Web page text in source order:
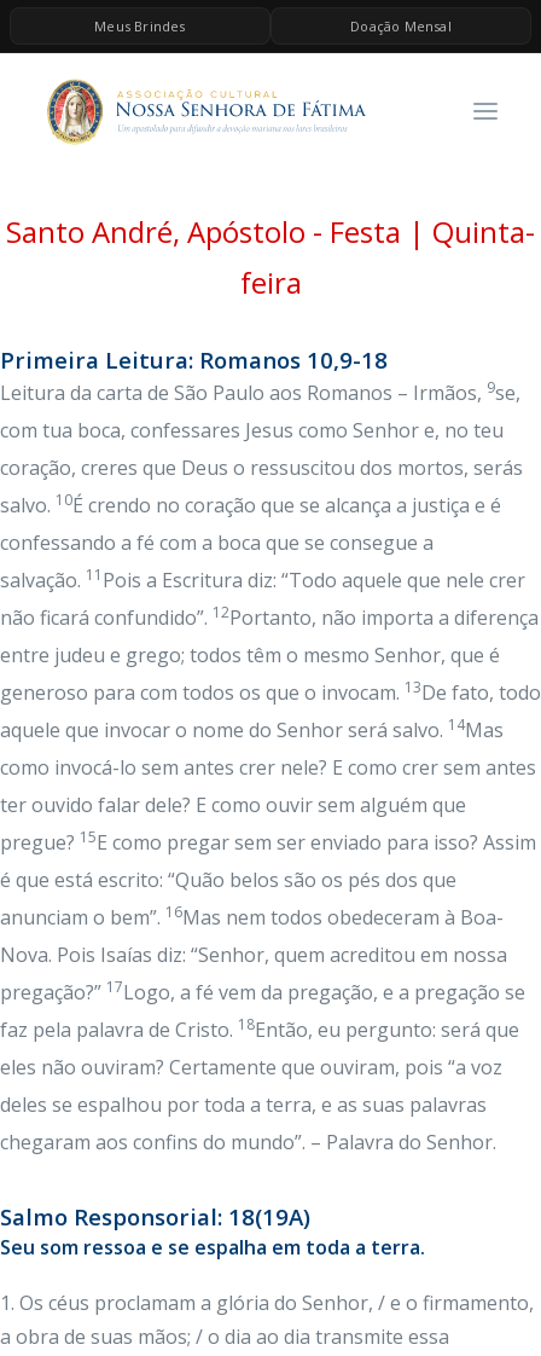
Meus Brindes Doação Mensal
HOME
A ASSOCIAÇÃO
ESPIRITUALIDADE
QUERO DOAR
Santo André, Apóstolo - Festa | Quinta-
feira
Primeira Leitura: Romanos 10,9-18
Leitura da carta de São Paulo aos Romanos – Irmãos, 9se,
com tua boca, confessares Jesus como Senhor e, no teu
coração, creres que Deus o ressuscitou dos mortos, serás
salvo. 10É crendo no coração que se alcança a justiça e é
confessando a fé com a boca que se consegue a
salvação. 11 Pois a Escritura diz: “Todo aquele que nele crer
não ficará confundido”. 12Portanto, não importa a diferença
entre judeu e grego; todos têm o mesmo Senhor, que é
generoso para com todos os que o invocam. 13De fato, todo
aquele que invocar o nome do Senhor será salvo. 14Mas
como invocá-lo sem antes crer nele? E como crer sem antes
ter ouvido falar dele? E como ouvir sem alguém que
pregue? 15E como pregar sem ser enviado para isso? Assim
é que está escrito: “Quão belos são os pés dos que
anunciam o bem”. 16Mas nem todos obedeceram à Boa-
Nova. Pois Isaías diz: “Senhor, quem acreditou em nossa
pregação?” 17Logo, a fé vem da pregação, e a pregação se
faz pela palavra de Cristo. 18Então, eu pergunto: será que
eles não ouviram? Certamente que ouviram, pois “a voz
deles se espalhou por toda a terra, e as suas palavras
chegaram aos confins do mundo”. – Palavra do Senhor.
Salmo Responsorial: 18(19A)
Seu som ressoa e se espalha em toda a terra.
1. Os céus proclamam a glória do Senhor, / e o firmamento,
a obra de suas mãos; / o dia ao dia transmite essa